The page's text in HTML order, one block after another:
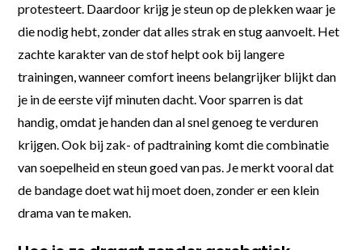
protesteert. Daardoor krijg je steun op de plekken waar je
die nodig hebt, zonder dat alles strak en stug aanvoelt. Het
zachte karakter van de stof helpt ook bij langere
trainingen, wanneer comfort ineens belangrijker blijkt dan
je in de eerste vijf minuten dacht. Voor sparren is dat
handig, omdat je handen dan al snel genoeg te verduren
krijgen. Ook bij zak- of padtraining komt die combinatie
van soepelheid en steun goed van pas. Je merkt vooral dat
de bandage doet wat hij moet doen, zonder er een klein
drama van te maken.